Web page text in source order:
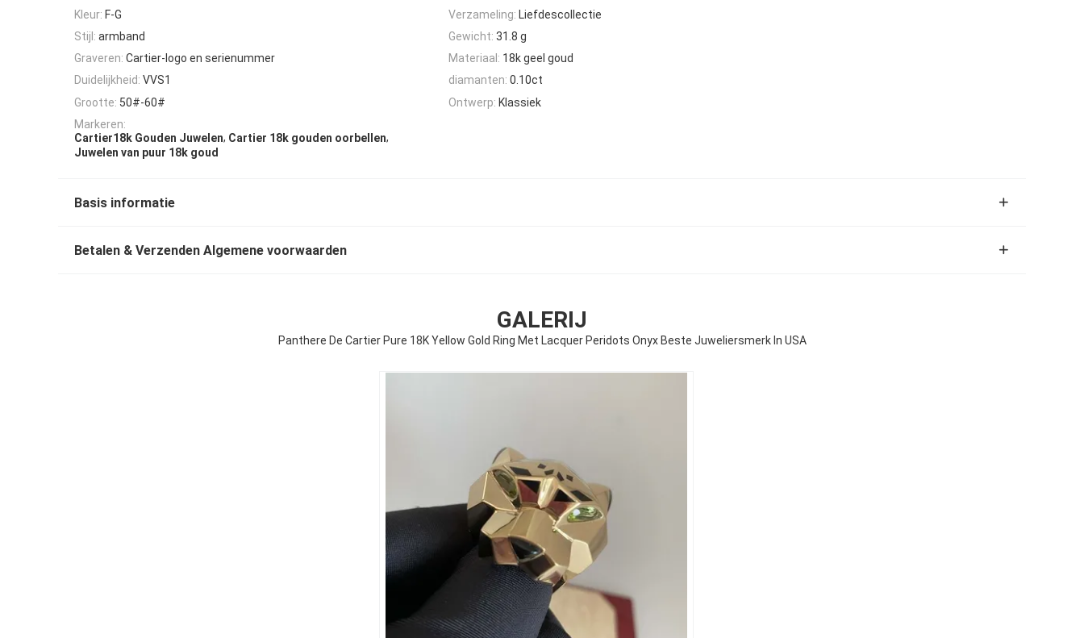
Kleur: F-G Verzameling: Liefdescollectie
Stijl: armband Gewicht: 31.8 g
Graveren: Cartier-logo en serienummer Materiaal: 18k geel goud
Duidelijkheid: VVS1 diamanten: 0.10ct
Grootte: 50#-60# Ontwerp: Klassiek
Markeren:
Cartier18k Gouden Juwelen, Cartier 18k gouden oorbellen,
Juwelen van puur 18k goud
Basis informatie
Betalen & Verzenden Algemene voorwaarden
GALERIJ
Panthere De Cartier Pure 18K Yellow Gold Ring Met Lacquer Peridots Onyx Beste Juweliersmerk In USA